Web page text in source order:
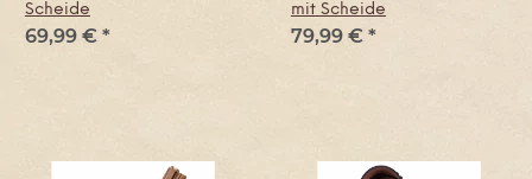
Scheide
69,99 € *
mit Scheide
79,99 € *